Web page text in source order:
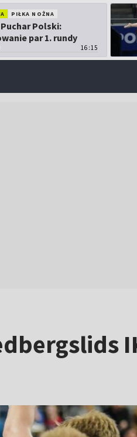
PIŁKA NOŻNA
Puchar Polski:
par 1. rundy
16:15